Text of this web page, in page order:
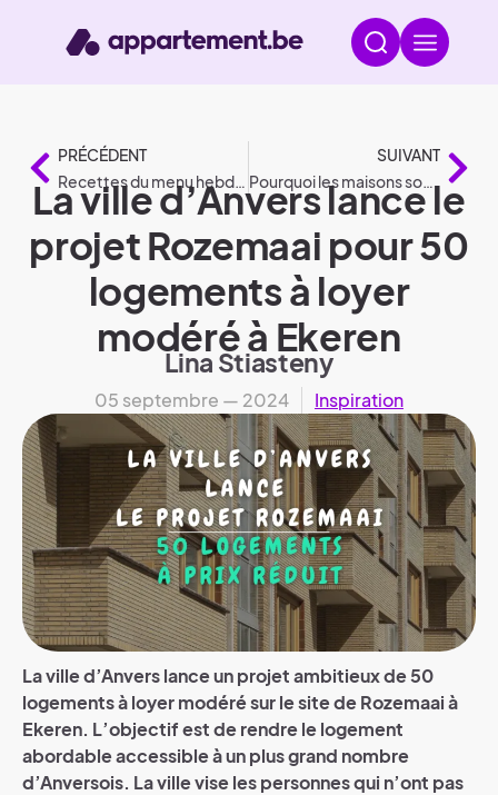
PRÉCÉDENT
Recettes du menu hebdomadaire de Kot student #1
SUIVANT
Pourquoi les maisons sont-elles si chères aux Pays-Bas ?
La ville d’Anvers lance le
projet Rozemaai pour 50
logements à loyer
modéré à Ekeren
Lina Stiasteny
05 septembre — 2024 Inspiration
La ville d’Anvers lance un projet ambitieux de 50
logements à loyer modéré sur le site de Rozemaai à
Ekeren. L’objectif est de rendre le logement
abordable accessible à un plus grand nombre
d’Anversois. La ville vise les personnes qui n’ont pas